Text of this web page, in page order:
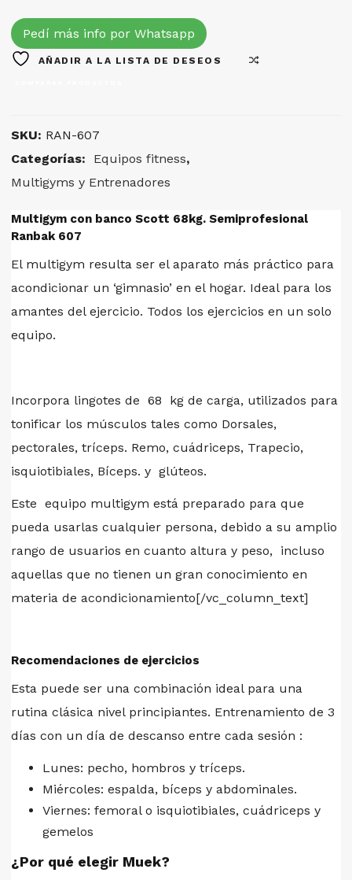
Pedí más info por Whatsapp
AÑADIR A LA LISTA DE DESEOS
SKU: RAN-607
Categorías:
Equipos fitness,
Multigyms y Entrenadores
Multigym con banco Scott 68kg. Semiprofesional
Ranbak 607
El multigym resulta ser el aparato más práctico para
acondicionar un ‘gimnasio’ en el hogar. Ideal para los
amantes del ejercicio. Todos los ejercicios en un solo
equipo.
Incorpora lingotes de 68 kg de carga, utilizados para
tonificar los músculos tales como Dorsales,
pectorales, tríceps. Remo, cuádriceps, Trapecio,
isquiotibiales, Bíceps. y glúteos.
Este equipo multigym está preparado para que
pueda usarlas cualquier persona, debido a su amplio
rango de usuarios en cuanto altura y peso, incluso
aquellas que no tienen un gran conocimiento en
materia de acondicionamiento[/vc_column_text]
Recomendaciones de ejercicios
Esta puede ser una combinación ideal para una
rutina clásica nivel principiantes. Entrenamiento de 3
días con un día de descanso entre cada sesión :
Lunes: pecho, hombros y tríceps.
Miércoles: espalda, bíceps y abdominales.
Viernes: femoral o isquiotibiales, cuádriceps y
gemelos
¿Por qué elegir Muek?